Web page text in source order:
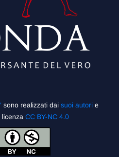
sono realizzati dai suoi autori e
CC BY-NC 4.0